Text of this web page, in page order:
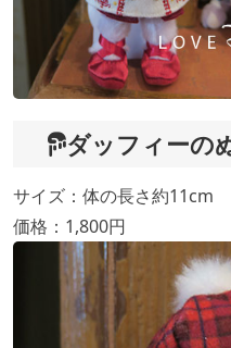
ダッフィーの
サイズ：体の長さ約11cm
価格：1,800円